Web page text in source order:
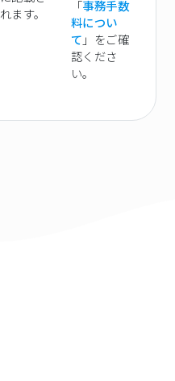
れます。
「事務手数
料につい
て 」をご確
認くださ
い。